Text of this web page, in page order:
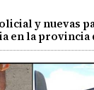
y nuevas
en la provincia